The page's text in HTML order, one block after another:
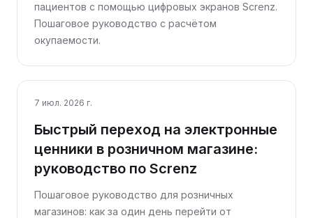
пациентов с помощью цифровых экранов Screnz.
Пошаговое руководство с расчётом
окупаемости.
7 июл. 2026 г.
Быстрый переход на электронные
ценники в розничном магазине:
руководство по Screnz
Пошаговое руководство для розничных
магазинов: как за один день перейти от